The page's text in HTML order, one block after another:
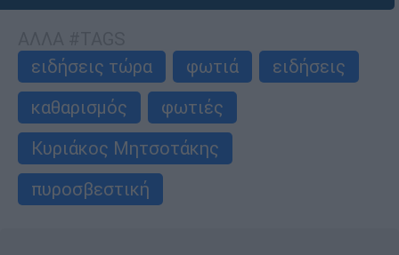
ειδήσεις τώρα
φωτιά
ειδήσεις
καθαρισμός
φωτιές
Κυριάκος Μητσοτάκης
πυροσβεστική